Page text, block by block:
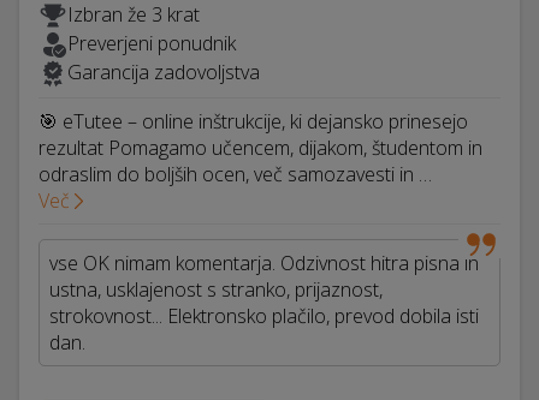
Izbran že 3 krat
Preverjeni ponudnik
Garancija zadovoljstva
🎯 eTutee – online inštrukcije, ki dejansko prinesejo
rezultat Pomagamo učencem, dijakom, študentom in
odraslim do boljših ocen, več samozavesti in …
Več
vse OK nimam komentarja. Odzivnost hitra pisna in
ustna, usklajenost s stranko, prijaznost,
strokovnost... Elektronsko plačilo, prevod dobila isti
dan.